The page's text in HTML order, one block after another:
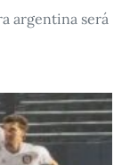
argentina será